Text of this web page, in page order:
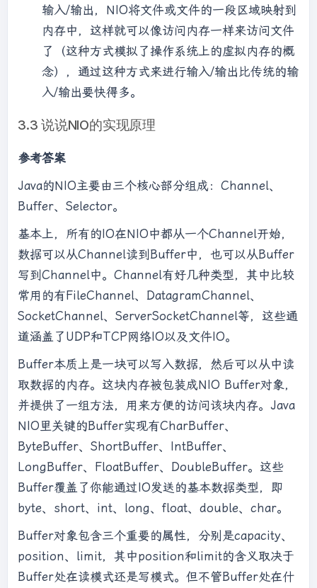
输入/输出，NIO将文件或文件的一段区域映射到
内存中，这样就可以像访问内存一样来访问文件
了（这种方式模拟了操作系统上的虚拟内存的概
念），通过这种方式来进行输入/输出比传统的输
入/输出要快得多。
3.3 说说NIO的实现原理
参考答案
Java的NIO主要由三个核心部分组成：Channel、
Buffer、Selector。
基本上，所有的IO在NIO中都从一个Channel开始，
数据可以从Channel读到Buffer中，也可以从Buffer
写到Channel中。Channel有好几种类型，其中比较
常用的有FileChannel、DatagramChannel、
SocketChannel、ServerSocketChannel等，这些通
道涵盖了UDP和TCP网络IO以及文件IO。
Buffer本质上是一块可以写入数据，然后可以从中读
取数据的内存。这块内存被包装成NIO Buffer对象，
并提供了一组方法，用来方便的访问该块内存。Java
NIO里关键的Buffer实现有CharBuffer、
ByteBuffer、ShortBuffer、IntBuffer、
LongBuffer、FloatBuffer、DoubleBuffer。这些
Buffer覆盖了你能通过IO发送的基本数据类型，即
byte、short、int、long、float、double、char。
Buffer对象包含三个重要的属性，分别是capacity、
position、limit，其中position和limit的含义取决于
Buffer处在读模式还是写模式。但不管Buffer处在什